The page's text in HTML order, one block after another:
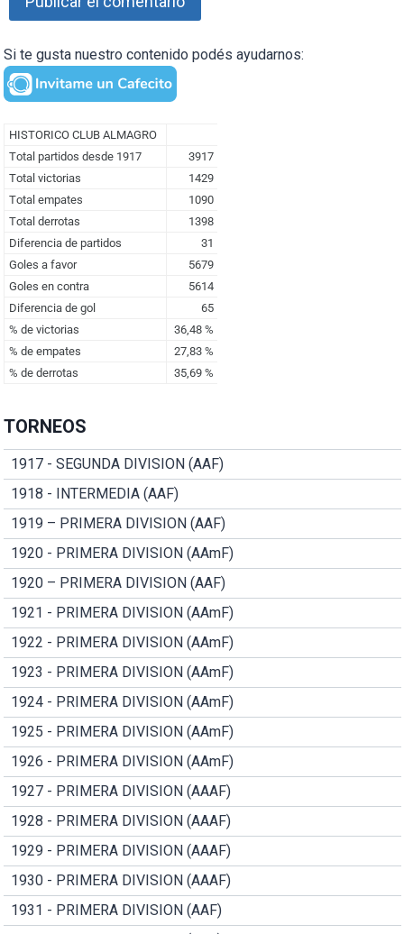
Si te gusta nuestro contenido podés ayudarnos:
TORNEOS
1917 - SEGUNDA DIVISION (AAF)
1918 - INTERMEDIA (AAF)
1919 – PRIMERA DIVISION (AAF)
1920 - PRIMERA DIVISION (AAmF)
1920 – PRIMERA DIVISION (AAF)
1921 - PRIMERA DIVISION (AAmF)
1922 - PRIMERA DIVISION (AAmF)
1923 - PRIMERA DIVISION (AAmF)
1924 - PRIMERA DIVISION (AAmF)
1925 - PRIMERA DIVISION (AAmF)
1926 - PRIMERA DIVISION (AAmF)
1927 - PRIMERA DIVISION (AAAF)
1928 - PRIMERA DIVISION (AAAF)
1929 - PRIMERA DIVISION (AAAF)
1930 - PRIMERA DIVISION (AAAF)
1931 - PRIMERA DIVISION (AAF)